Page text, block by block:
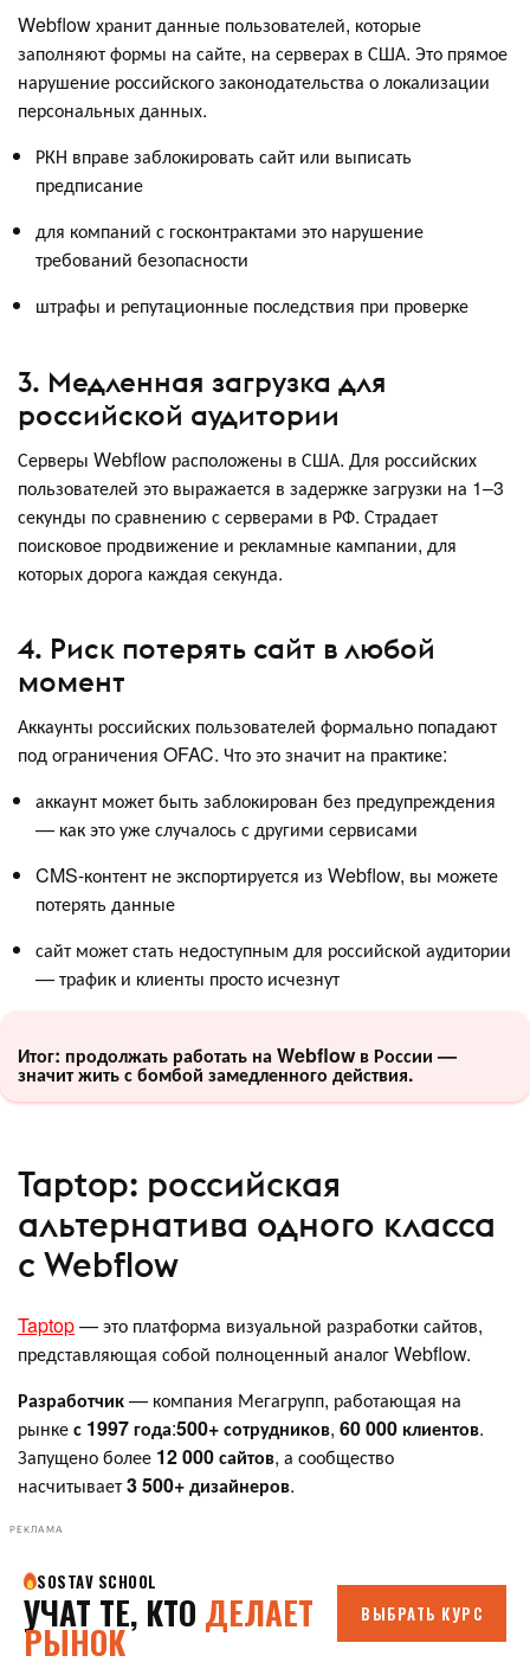
Webflow хранит данные пользователей, которые
заполняют формы на сайте, на серверах в США. Это прямое
нарушение российского законодательства о локализации
персональных данных.
РКН вправе заблокировать сайт или выписать
предписание
для компаний с госконтрактами это нарушение
требований безопасности
штрафы и репутационные последствия при проверке
3. Медленная загрузка для
российской аудитории
Серверы Webflow расположены в США. Для российских
пользователей это выражается в задержке загрузки на 1–3
секунды по сравнению с серверами в РФ. Страдает
поисковое продвижение и рекламные кампании, для
которых дорога каждая секунда.
4. Риск потерять сайт в любой
момент
Аккаунты российских пользователей формально попадают
под ограничения OFAC. Что это значит на практике:
аккаунт может быть заблокирован без предупреждения
— как это уже случалось с другими сервисами
CMS-контент не экспортируется из Webflow, вы можете
потерять данные
сайт может стать недоступным для российской аудитории
— трафик и клиенты просто исчезнут
Итог: продолжать работать на Webflow в России —
значит жить с бомбой замедленного действия.
Taptop: российская
альтернатива одного класса
с Webflow
Taptop— это платформа визуальной разработки сайтов,
представляющая собой полноценный аналог Webflow.
Разработчик— компания Мегагрупп, работающая на
рынкес 1997 года:500+ сотрудников, 60 000 клиентов.
Запущено более 12 000 сайтов, а сообщество
насчитывает3 500+ дизайнеров.
РЕКЛАМА